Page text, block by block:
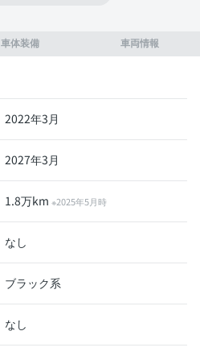
車体装備 車両情報
2022年3月
2027年3月
1.8万km※2025年5月時
なし
ブラック系
なし